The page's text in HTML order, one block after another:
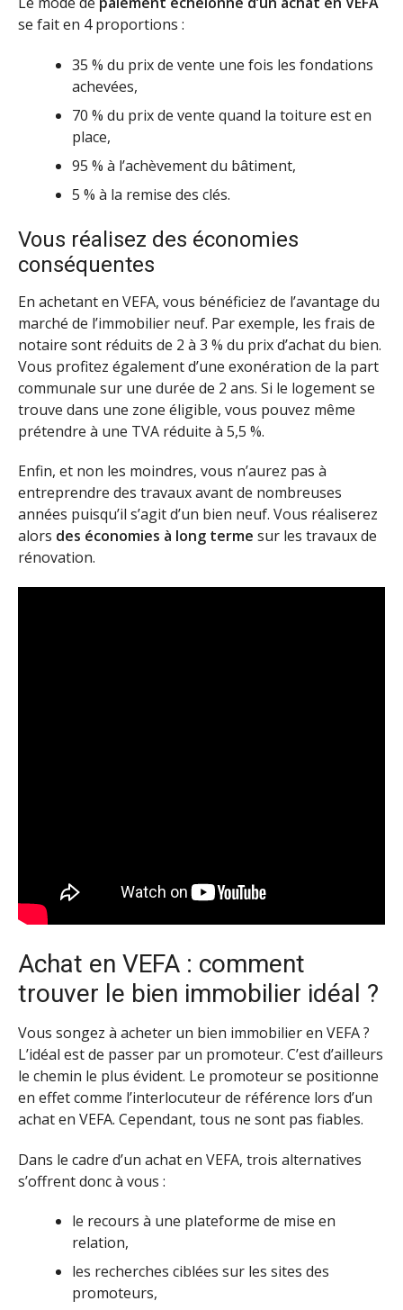
se fait en 4 proportions :
35 % du prix de vente une fois les fondations
achevées,
70 % du prix de vente quand la toiture est en
place,
95 % à l’achèvement du bâtiment,
5 % à la remise des clés.
Vous réalisez des économies
conséquentes
En achetant en VEFA, vous bénéficiez de l’avantage du
marché de l’immobilier neuf. Par exemple, les frais de
notaire sont réduits de 2 à 3 % du prix d’achat du bien.
Vous profitez également d’une exonération de la part
communale sur une durée de 2 ans. Si le logement se
trouve dans une zone éligible, vous pouvez même
prétendre à une TVA réduite à 5,5 %.
Enfin, et non les moindres, vous n’aurez pas à
entreprendre des travaux avant de nombreuses
années puisqu’il s’agit d’un bien neuf. Vous réaliserez
alors des économies à long terme sur les travaux de
rénovation.
Achat en VEFA : comment
trouver le bien immobilier idéal ?
Vous songez à acheter un bien immobilier en VEFA ?
L’idéal est de passer par un promoteur. C’est d’ailleurs
le chemin le plus évident. Le promoteur se positionne
en effet comme l’interlocuteur de référence lors d’un
achat en VEFA. Cependant, tous ne sont pas fiables.
Dans le cadre d’un achat en VEFA, trois alternatives
s’offrent donc à vous :
le recours à une plateforme de mise en
relation,
les recherches ciblées sur les sites des
promoteurs,